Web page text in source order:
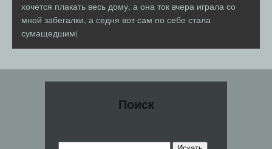
хочется плакать весь дому, а она ток вчера играла со
мной забегалки, а седня вот сам по себе стала
сумащедшим(
Поиск